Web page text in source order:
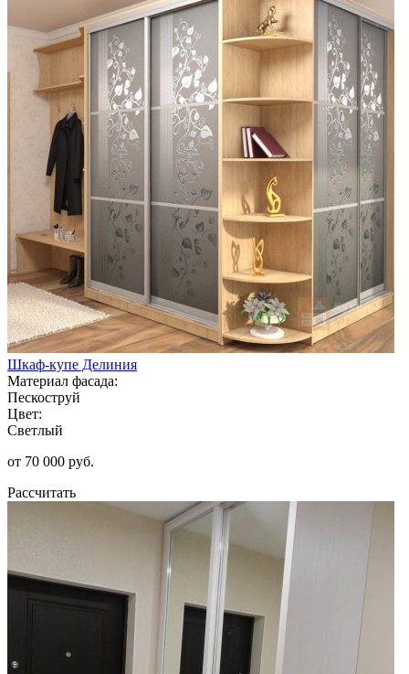
Шкаф-купе Делиния
Материал фасада:
Пескоструй
Цвет:
Светлый
от 70 000 руб.
Рассчитать